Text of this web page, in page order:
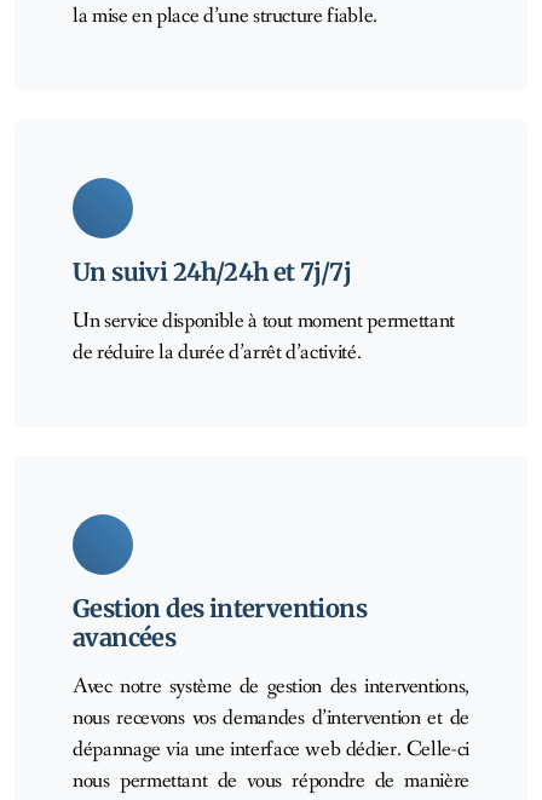
la mise en place d’une structure fiable.
Un suivi 24h/24h et 7j/7j
Un service disponible à tout moment permettant
de réduire la durée d’arrêt d’activité.
Gestion des interventions
avancées
Avec notre système de gestion des interventions,
nous recevons vos demandes d’intervention et de
dépannage via une interface web dédier. Celle-ci
nous permettant de vous répondre de manière